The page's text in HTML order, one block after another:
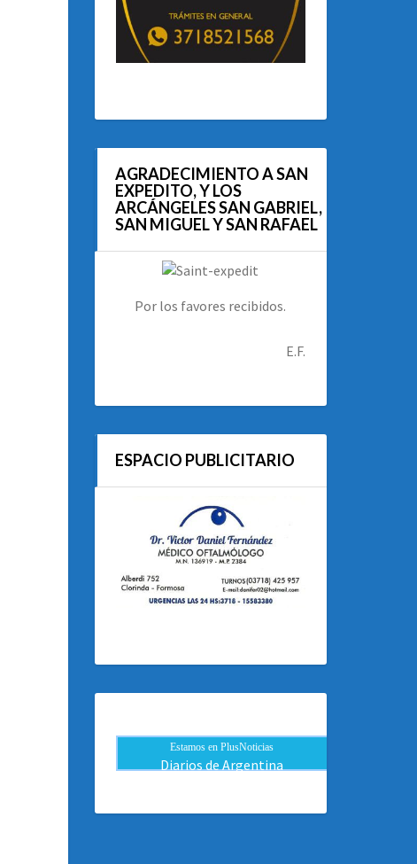
AGRADECIMIENTO A SAN
EXPEDITO, Y LOS
ARCÁNGELES SAN GABRIEL,
SAN MIGUEL Y SAN RAFAEL
Por los favores recibidos.
E.F.
ESPACIO PUBLICITARIO
Estamos en PlusNoticias
Diarios de Argentina